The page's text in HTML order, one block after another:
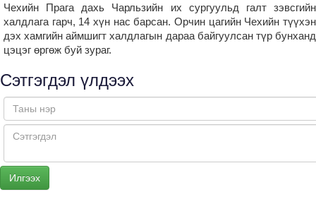
Чехийн Прага дахь Чарльзийн их сургуульд галт зэвсгийн
халдлага гарч, 14 хүн нас барсан. Орчин цагийн Чехийн түүхэн
дэх хамгийн аймшигт халдлагын дараа байгуулсан түр бунханд
цэцэг өргөж буй зураг.
Сэтгэгдэл үлдээх